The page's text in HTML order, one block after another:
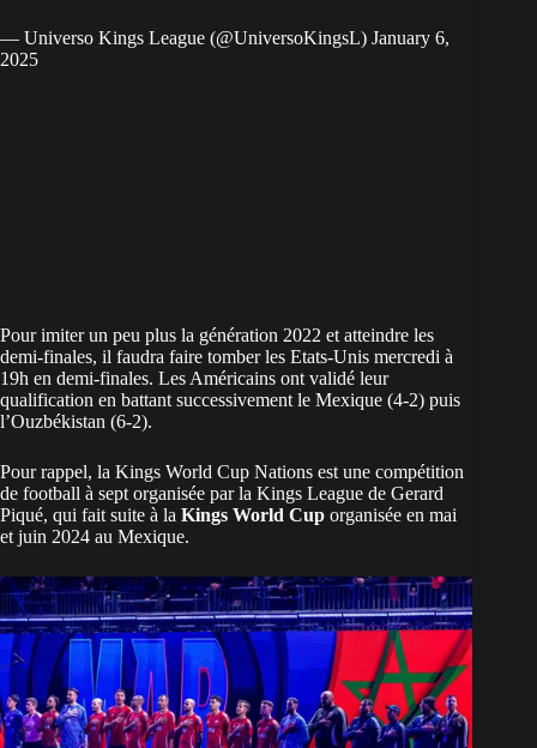
— Universo Kings League (@UniversoKingsL) January 6,
2025
Pour imiter un peu plus la génération 2022 et atteindre les
demi-finales, il faudra faire tomber les Etats-Unis mercredi à
19h en demi-finales. Les Américains ont validé leur
qualification en battant successivement le Mexique (4-2) puis
l’Ouzbékistan (6-2).
Pour rappel, la Kings World Cup Nations est une compétition
de football à sept organisée par la Kings League de Gerard
Piqué, qui fait suite à la Kings World Cup organisée en mai
et juin 2024 au Mexique.